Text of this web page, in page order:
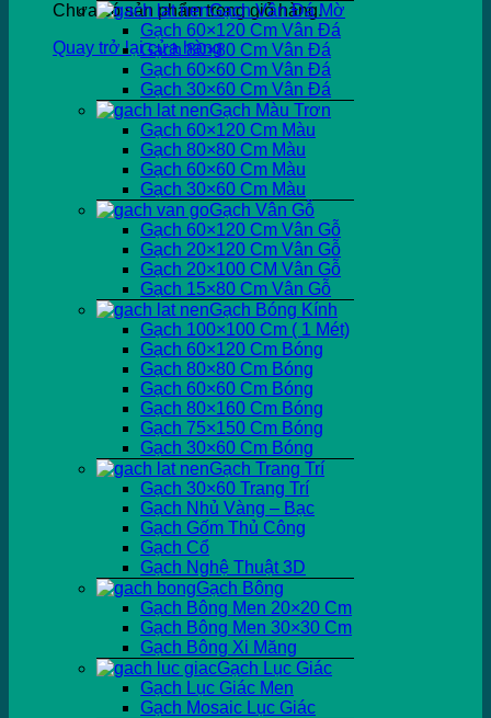
Chưa có sản phẩm trong giỏ hàng.
Quay trở lại cửa hàng
Gạch Vân Đá Mờ
Gạch 60×120 Cm Vân Đá
Gạch 80×80 Cm Vân Đá
Gạch 60×60 Cm Vân Đá
Gạch 30×60 Cm Vân Đá
Gạch Màu Trơn
Gạch 60×120 Cm Màu
Gạch 80×80 Cm Màu
Gạch 60×60 Cm Màu
Gạch 30×60 Cm Màu
Gạch Vân Gỗ
Gạch 60×120 Cm Vân Gỗ
Gạch 20×120 Cm Vân Gỗ
Gạch 20×100 CM Vân Gỗ
Gạch 15×80 Cm Vân Gỗ
Gạch Bóng Kính
Gạch 100×100 Cm ( 1 Mét)
Gạch 60×120 Cm Bóng
Gạch 80×80 Cm Bóng
Gạch 60×60 Cm Bóng
Gạch 80×160 Cm Bóng
Gạch 75×150 Cm Bóng
Gạch 30×60 Cm Bóng
Gạch Trang Trí
Gạch 30×60 Trang Trí
Gạch Nhủ Vàng – Bạc
Gạch Gốm Thủ Công
Gạch Cổ
Gạch Nghệ Thuật 3D
Gạch Bông
Gạch Bông Men 20×20 Cm
Gạch Bông Men 30×30 Cm
Gạch Bông Xi Măng
Gạch Lục Giác
Gạch Lục Giác Men
Gạch Mosaic Lục Giác